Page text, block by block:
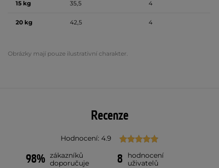
15 kg 35,5 4
20 kg 42,5 4
Obrázky mají pouze ilustrativní charakter.
Recenze
Hodnocení: 4.9
98% zákazníků
doporučuje
8
hodnocení
uživatelů